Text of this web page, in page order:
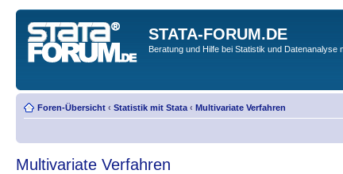
STATA-FORUM.DE
Beratung und Hilfe bei Statistik und Datenanalyse
Foren-Übersicht ‹ Statistik mit Stata ‹ Multivariate Verfahren
Multivariate Verfahren